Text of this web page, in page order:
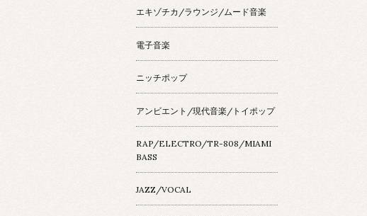
エキゾチカ/ラウンジ/ムード音楽
電子音楽
ニッチポップ
アンビエント/現代音楽/トイポップ
RAP/ELECTRO/TR-808/MIAMI
BASS
JAZZ/VOCAL